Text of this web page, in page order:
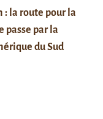
: la route pour la
passe par la
du Sud